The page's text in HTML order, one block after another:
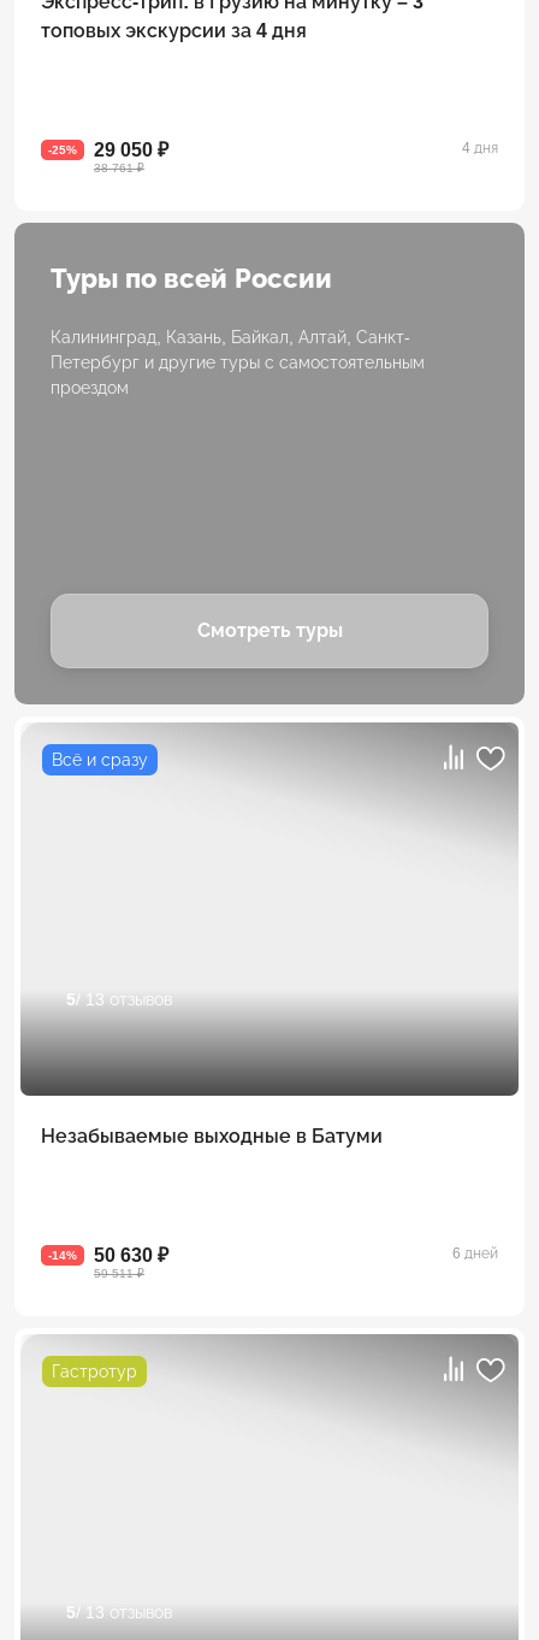
топовых экскурсии за 4 дня
-25% 29 050 ₽
38 761 ₽
4 дня
Туры по всей России
Калининград, Казань, Байкал, Алтай, Санкт-
Петербург и другие туры с самостоятельным
проездом
Смотреть туры
Всё и сразу
5/ 13 отзывов
Незабываемые выходные в Батуми
-14% 50 630 ₽
59 511 ₽
6 дней
Гастротур
5/ 13 отзывов